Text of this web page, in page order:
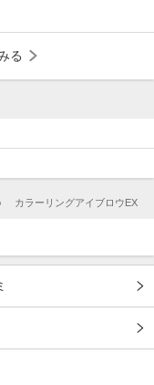
る
カラーリングアイブロウEX